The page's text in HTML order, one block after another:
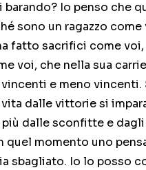
barando? Io penso che
sono un ragazzo
fatto sacrifici come voi,
voi, che nella sua
e meno vincenti.
dalle vittorie si
più dalle sconfitte e
quel momento uno
sbagliato. Io lo posso